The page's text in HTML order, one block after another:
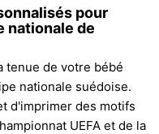
pour
nationale de
tenue de votre bébé
nationale suédoise.
d'imprimer des motifs
UEFA et de la